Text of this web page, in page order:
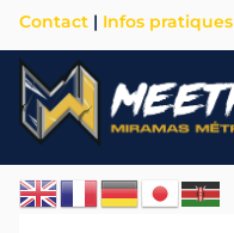
Contact | Infos pratiques